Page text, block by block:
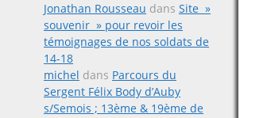
Jonathan Rousseau dans Site »
souvenir » pour revoir les
témoignages de nos soldats de
14-18
michel dans Parcours du
Sergent Félix Body d’Auby
s/Semois ; 13ème & 19ème de